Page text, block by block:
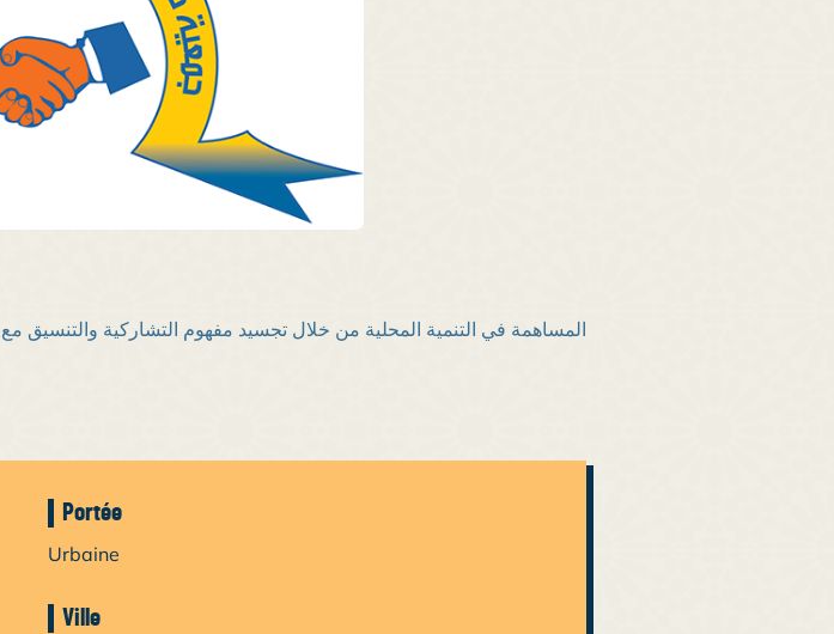
المساهمة في التنمية المحلية من خلال تجسيد مفهوم التشاركية والتنسيق
Portée
Urbaine
Ville